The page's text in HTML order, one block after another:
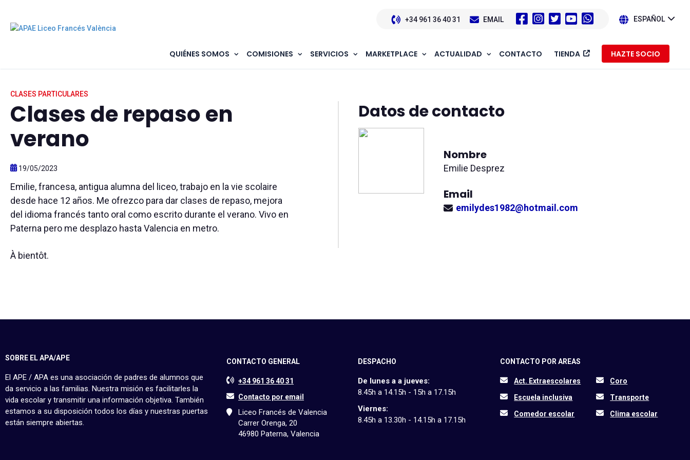
+34 961 36 40 31 EMAIL ESPAÑOL
QUIÉNES SOMOS COMISIONES SERVICIOS MARKETPLACE ACTUALIDAD CONTACTO TIENDA HAZTE SOCIO
CLASES PARTICULARES
Clases de repaso en
verano
19/05/2023
Emilie, francesa, antigua alumna del liceo, trabajo en la vie scolaire
desde hace 12 años. Me ofrezco para dar clases de repaso, mejora
del idioma francés tanto oral como escrito durante el verano. Vivo en
Paterna pero me desplazo hasta Valencia en metro.
À bientôt.
Datos de contacto
Nombre
Emilie Desprez
Email
emilydes1982@hotmail.com
SOBRE EL APA/APE
El APE / APA es una asociación de padres de alumnos que
da servicio a las familias. Nuestra misión es facilitarles la
vida escolar y transmitir una información objetiva. También
estamos a su disposición todos los días y nuestras puertas
están siempre abiertas.
CONTACTO GENERAL
+34 961 36 40 31
Contacto por email
Liceo Francés de Valencia
Carrer Orenga, 20
46980 Paterna, Valencia
DESPACHO
De lunes a a jueves:
8.45h a 14.15h - 15h a 17.15h
Viernes:
8.45h a 13.30h - 14.15h a 17.15h
CONTACTO POR AREAS
Act. Extraescolares
Coro
Escuela inclusiva
Transporte
Comedor escolar
Clima escolar